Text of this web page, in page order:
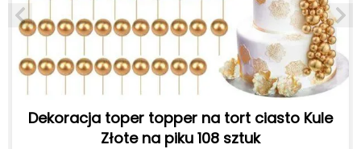
Dekoracja toper topper na tort ciasto Kule
Złote na piku 108 sztuk